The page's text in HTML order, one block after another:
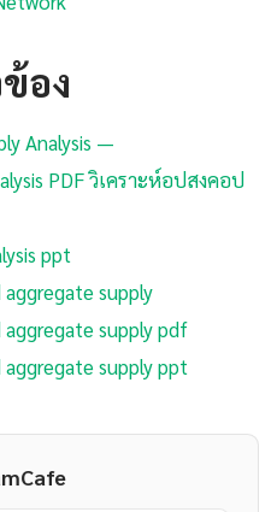
อง
Analysis —
PDF วิเคราะห์อปสงคอป
ppt
supply
supply pdf
supply ppt